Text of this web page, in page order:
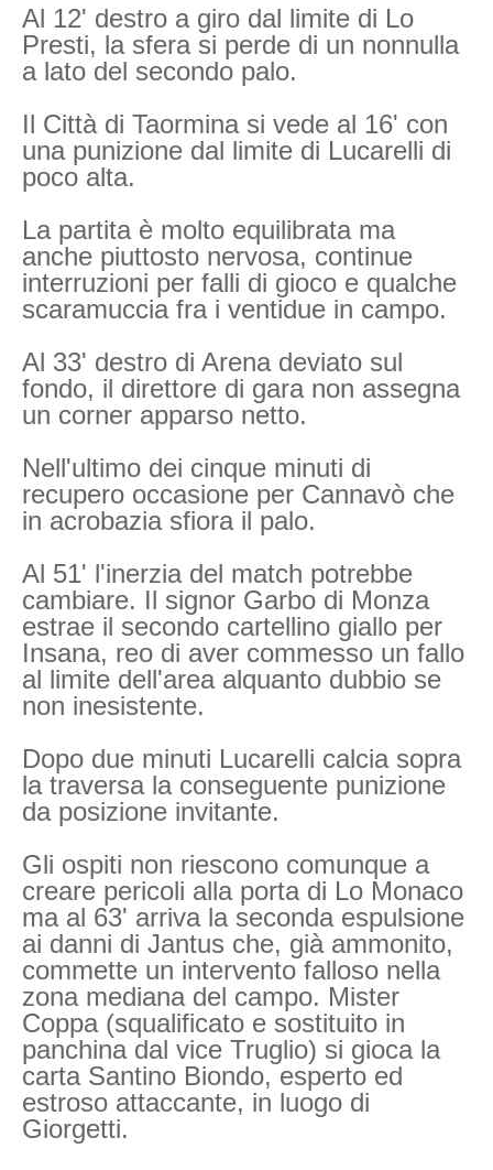
Al 12' destro a giro dal limite di Lo
Presti, la sfera si perde di un nonnulla
a lato del secondo palo.
Il Città di Taormina si vede al 16' con
una punizione dal limite di Lucarelli di
poco alta.
La partita è molto equilibrata ma
anche piuttosto nervosa, continue
interruzioni per falli di gioco e qualche
scaramuccia fra i ventidue in campo.
Al 33' destro di Arena deviato sul
fondo, il direttore di gara non assegna
un corner apparso netto.
Nell'ultimo dei cinque minuti di
recupero occasione per Cannavò che
in acrobazia sfiora il palo.
Al 51' l'inerzia del match potrebbe
cambiare. Il signor Garbo di Monza
estrae il secondo cartellino giallo per
Insana, reo di aver commesso un fallo
al limite dell'area alquanto dubbio se
non inesistente.
Dopo due minuti Lucarelli calcia sopra
la traversa la conseguente punizione
da posizione invitante.
Gli ospiti non riescono comunque a
creare pericoli alla porta di Lo Monaco
ma al 63' arriva la seconda espulsione
ai danni di Jantus che, già ammonito,
commette un intervento falloso nella
zona mediana del campo. Mister
Coppa (squalificato e sostituito in
panchina dal vice Truglio) si gioca la
carta Santino Biondo, esperto ed
estroso attaccante, in luogo di
Giorgetti.